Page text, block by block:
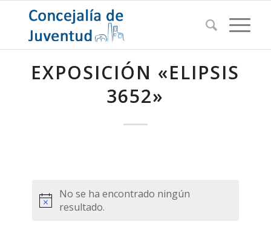
EXPOSICIÓN «ELIPSIS
3652»
Aviso
No se ha encontrado ningún
resultado.